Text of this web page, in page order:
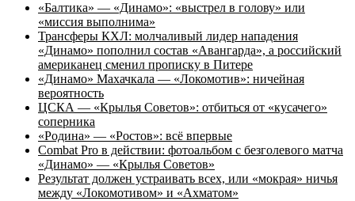
«Балтика» — «Динамо»: «выстрел в голову» или
«миссия выполнима»
Трансферы КХЛ: молчаливый лидер нападения
«Динамо» пополнил состав «Авангарда», а российский
американец сменил прописку в Питере
«Динамо» Махачкала — «Локомотив»: ничейная
вероятность
ЦСКА — «Крылья Советов»: отбиться от «кусачего»
соперника
«Родина» — «Ростов»: всё впервые
Combat Pro в действии: фотоальбом с безголевого матча
«Динамо» — «Крылья Советов»
Результат должен устраивать всех, или «мокрая» ничья
между «Локомотивом» и «Ахматом»